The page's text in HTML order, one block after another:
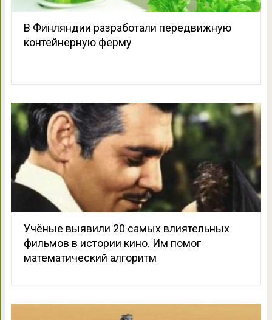
В Финляндии разработали передвижную
контейнерную ферму
Учёные выявили 20 самых влиятельных
фильмов в истории кино. Им помог
математический алгоритм